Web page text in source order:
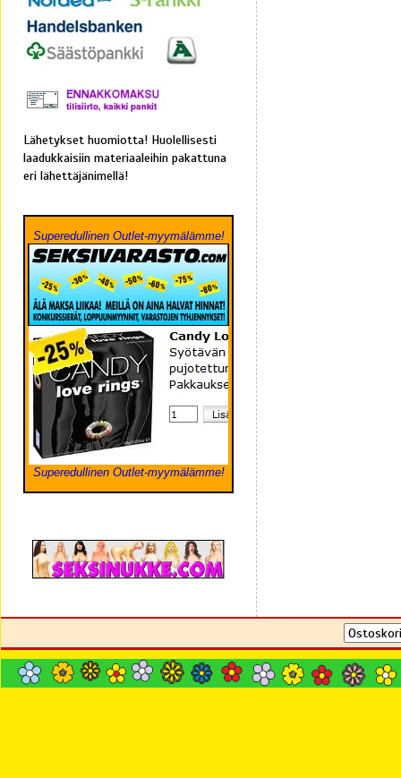
Lähetykset huomiotta! Huolellisesti
laadukkaisiin materiaaleihin pakattuna
eri lähettäjänimellä!
Superedullinen Outlet-myymälämme!
Superedullinen Outlet-myymälämme!